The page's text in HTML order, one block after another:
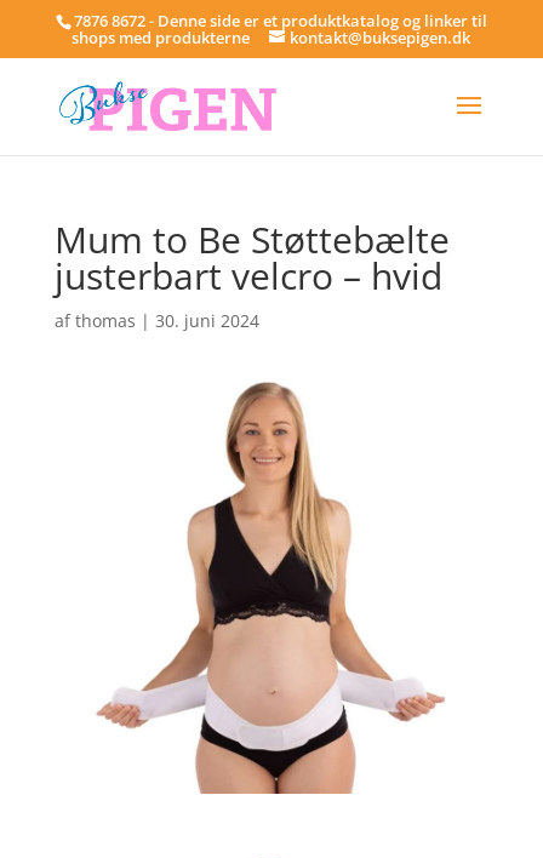
7876 8672 - Denne side er et produktkatalog og linker til
shops med produkterne kontakt@buksepigen.dk
Mum to Be Støttebælte
justerbart velcro – hvid
afthomas | 30. juni 2024